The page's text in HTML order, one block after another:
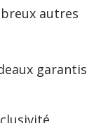
autres
garantis